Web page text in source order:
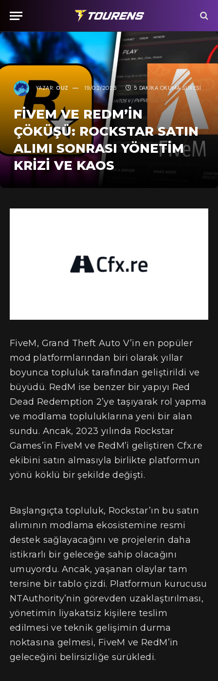
YAZAR: OUZ 19/02/2025 5 DAKIKA OKUMA SÜRESI
FIVEM VE REDM’IN
ÇÖKÜŞÜ: ROCKSTAR SATIN
ALIMI SONRASI YÖNETIM
KRIZI VE KAOS
FiveM, Grand Theft Auto V’in en popüler
mod platformlarından biri olarak yıllar
boyunca topluluk tarafından geliştirildi ve
büyüdü. RedM ise benzer bir yapıyı Red
Dead Redemption 2’ye taşıyarak rol yapma
ve modlama topluluklarına yeni bir alan
sundu. Ancak, 2023 yılında Rockstar
Games’in FiveM ve RedM’i geliştiren Cfx.re
ekibini satın almasıyla birlikte platformun
yönü köklü bir şekilde değişti.
Başlangıçta topluluk, Rockstar’ın bu satın
alımının modlama ekosistemine resmi
destek sağlayacağını ve projelerin daha
istikrarlı bir geleceğe sahip olacağını
umuyordu. Ancak, yaşanan olaylar tam
tersine bir tablo çizdi. Platformun kurucusu
NTAuthority’nin görevden uzaklaştırılması,
yönetimin liyakatsiz kişilere teslim
edilmesi ve teknik gelişimin durma
noktasına gelmesi, FiveM ve RedM’in
geleceğini belirsizliğe sürükledi.